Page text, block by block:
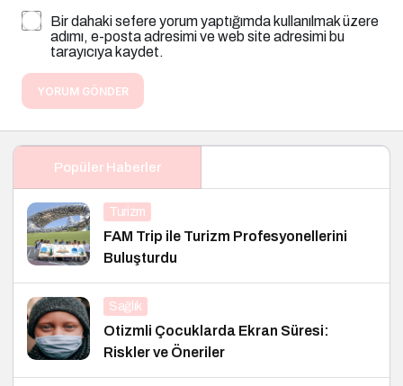
Bir dahaki sefere yorum yaptığımda kullanılmak üzere
adımı, e-posta adresimi ve web site adresimi bu
tarayıcıya kaydet.
YORUM GÖNDER
Popüler Haberler
Turizm
FAM Trip ile Turizm Profesyonellerini
Buluşturdu
Sağlık
Otizmli Çocuklarda Ekran Süresi:
Riskler ve Öneriler